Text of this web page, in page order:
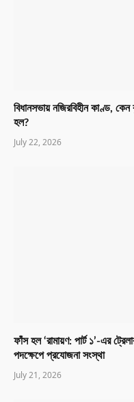
বিধানসভায় নজিরবিহীন কাণ্ড,
হল?
July 22, 2026
ফাঁস হল ‘রামায়ণ: পার্ট ১’-এর
পদক্ষেপে প্রযোজনা সংস্থা
July 21, 2026